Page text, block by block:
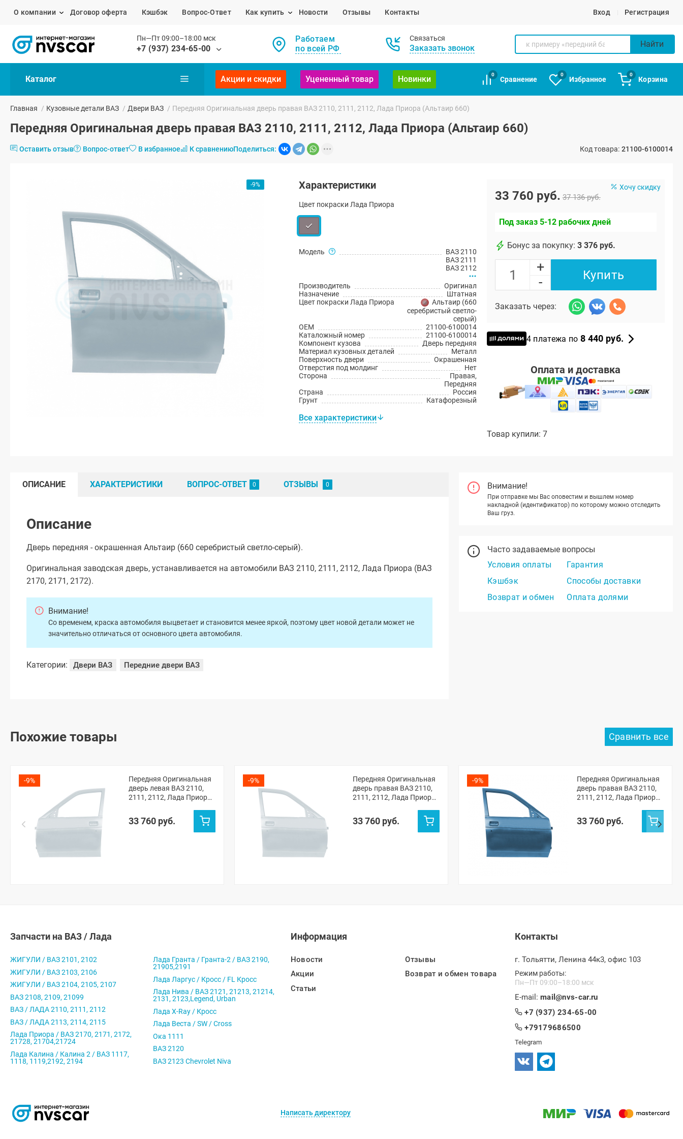
О компании Договор оферта Кэшбэк Вопрос-Ответ Как купить Новости Отзывы Контакты Вход Регистрация
Пн—Пт 09:00–18:00 мск
+7 (937) 234-65-00
Работаем
по всей РФ
Связаться
Заказать звонок Найти
Каталог Акции и скидки Уцененный товар Новинки
0
Сравнение
0
Избранное
0
Корзина
Главная / Кузовные детали ВАЗ / Двери ВАЗ / Передняя Оригинальная дверь правая ВАЗ 2110, 2111, 2112, Лада Приора (Альтаир 660)
Передняя Оригинальная дверь правая ВАЗ 2110, 2111, 2112, Лада Приора (Альтаир 660)
Оставить отзыв Вопрос-ответ В избранное К сравнениюПоделиться: Код товара: 21100-6100014
-9% Характеристики
Цвет покраски Лада Приора
Модель
ВАЗ 2110
ВАЗ 2111
ВАЗ 2112
Производитель
Оригинал
Назначение
Штатная
Цвет покраски Лада Приора
Альтаир (660
серебристый светло-
серый)
OEM
21100-6100014
Каталожный номер
21100-6100014
Компонент кузова
Дверь передняя
Материал кузовных деталей
Металл
Поверхность двери
Окрашенная
Отверстия под молдинг
Нет
Сторона
Правая,
Передняя
Страна
Россия
Грунт
Катафорезный
Все характеристики
Хочу скидку
33 760 руб. 37 136 руб.
Под заказ 5-12 рабочих дней
Бонус за покупку: 3 376 руб.
+
-
Купить
Заказать через:
4 платежа по 8 440 руб.
Оплата и доставка
Товар купили: 7
Внимание!
При отправке мы Вас оповестим и вышлем номер
накладной (идентификатор) по которому можно отследить
Ваш груз.
Часто задаваемые вопросы
Условия оплаты
Гарантия
Кэшбэк
Способы доставки
Возврат и обмен
Оплата долями
ОПИСАНИЕ ХАРАКТЕРИСТИКИ ВОПРОС-ОТВЕТ ОТЗЫВЫ
Описание
Дверь передняя - окрашенная Альтаир (660 серебристый светло-серый).
Оригинальная заводская дверь, устанавливается на автомобили ВАЗ 2110, 2111, 2112, Лада Приора (ВАЗ
2170, 2171, 2172).
Внимание!
Со временем, краска автомобиля выцветает и становится менее яркой, поэтому цвет новой детали может не
значительно отличаться от основного цвета автомобиля.
Категории: Двери ВАЗ Передние двери ВАЗ
Похожие товары
-9%
Передняя Оригинальная
дверь левая ВАЗ 2110,
2111, 2112, Лада Приора
33 760 руб.
-9%
Передняя Оригинальная
дверь правая ВАЗ 2110,
2111, 2112, Лада Приора
33 760 руб.
-9%
Передняя Оригинальная
дверь правая ВАЗ 2110,
2111, 2112, Лада Приора
33 760 руб.
Запчасти на ВАЗ / Лада
ЖИГУЛИ / ВАЗ 2101, 2102
ЖИГУЛИ / ВАЗ 2103, 2106
ЖИГУЛИ / ВАЗ 2104, 2105, 2107
ВАЗ 2108, 2109, 21099
ВАЗ / ЛАДА 2110, 2111, 2112
ВАЗ / ЛАДА 2113, 2114, 2115
Лада Приора / ВАЗ 2170, 2171, 2172,
21728, 21704,21724
Лада Калина / Калина 2 / ВАЗ 1117,
1118, 1119,2192, 2194
Лада Гранта / Гранта-2 / ВАЗ 2190,
21905,2191
Лада Ларгус / Кросс / FL Кросс
Лада Нива / ВАЗ 2121, 21213, 21214,
2131, 2123,Legend, Urban
Лада X-Ray / Кросс
Лада Веста / SW / Cross
Ока 1111
ВАЗ 2120
ВАЗ 2123 Chevrolet Niva
Информация
Новости
Акции
Статьи
Отзывы
Возврат и обмен товара
Контакты
г. Тольятти, Ленина 44к3, офис 103
Режим работы:
Пн—Пт 09:00–18:00 мск
E-mail: mail@nvs-car.ru
+7 (937) 234-65-00
+79179686500
Telegram
Написать директору